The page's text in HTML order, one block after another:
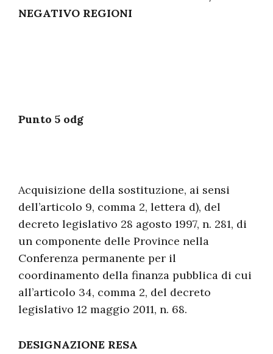
NEGATIVO REGIONI
Punto 5 odg
Acquisizione della sostituzione, ai sensi
dell’articolo 9, comma 2, lettera d), del
decreto legislativo 28 agosto 1997, n. 281, di
un componente delle Province nella
Conferenza permanente per il
coordinamento della finanza pubblica di cui
all’articolo 34, comma 2, del decreto
legislativo 12 maggio 2011, n. 68.
DESIGNAZIONE RESA